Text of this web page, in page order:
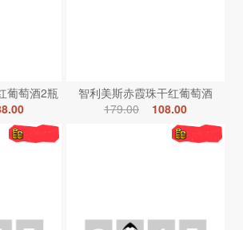
葡萄酒2瓶
智利美斯赤霞珠干红葡萄酒
179.00
108.00